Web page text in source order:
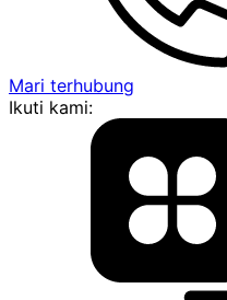
Mari terhubung
Ikuti kami: